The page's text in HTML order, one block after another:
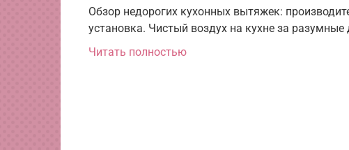
Обзор недорогих кухонных вытяжек:
установка. Чистый воздух на кухне за разумные
Читать полностью